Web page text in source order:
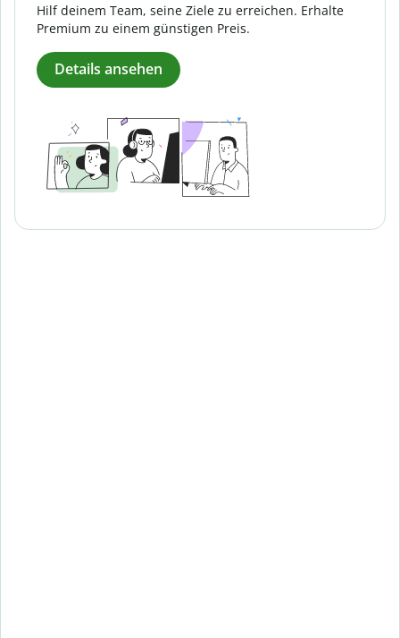
Hilf deinem Team, seine Ziele zu erreichen. Erhalte
Premium zu einem günstigen Preis.
Details ansehen